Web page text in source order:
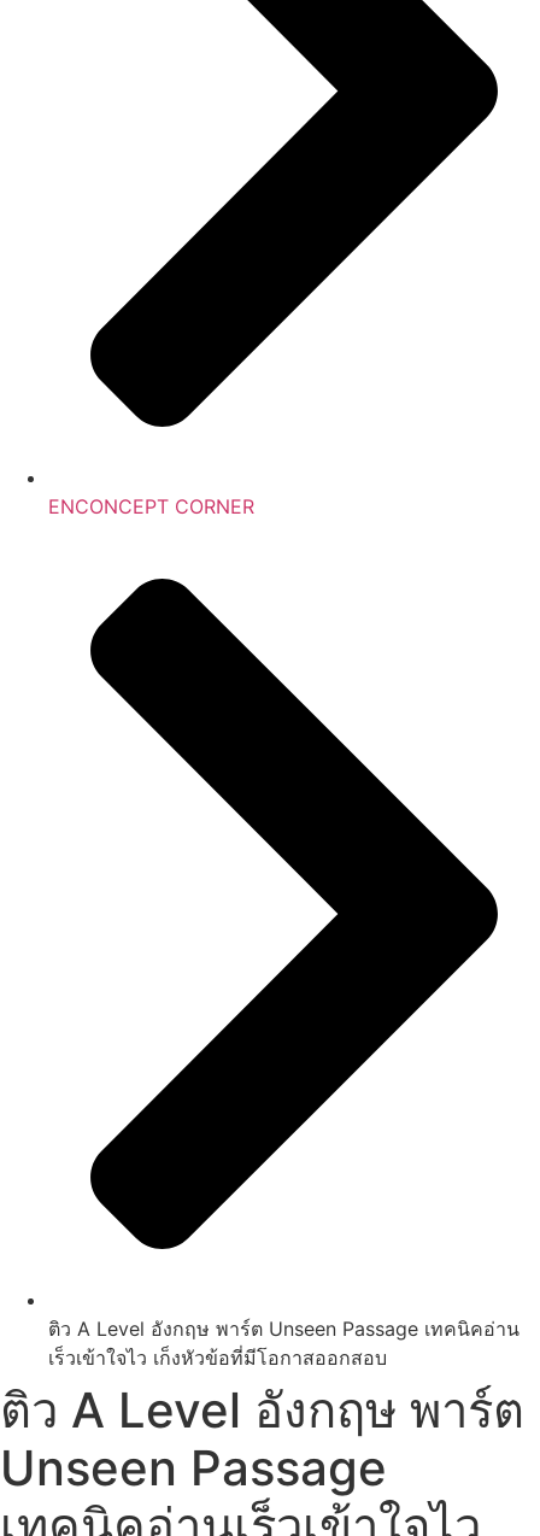
ENCONCEPT CORNER ​
ติว A Level อังกฤษ พาร์ต Unseen Passage เทคนิคอ่าน
เร็วเข้าใจไว เก็งหัวข้อที่มีโอกาสออกสอบ
ติว A Level อังกฤษ พาร์ต
Unseen Passage